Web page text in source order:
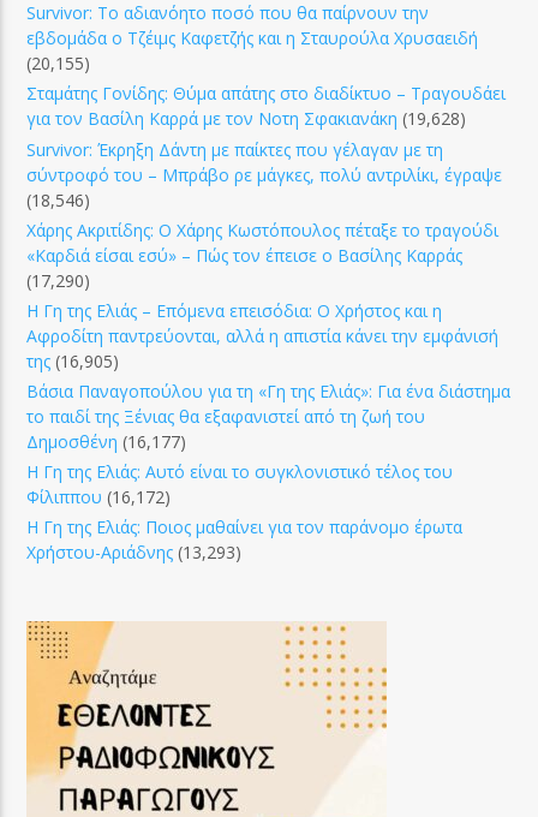
Survivor: Το αδιανόητο ποσό που θα παίρνουν την
εβδομάδα ο Τζέιμς Καφετζής και η Σταυρούλα Χρυσαειδή
(20,155)
Σταμάτης Γονίδης: Θύμα απάτης στο διαδίκτυο – Τραγουδάει
για τον Βασίλη Καρρά με τον Νοτη Σφακιανάκη (19,628)
Survivor: Έκρηξη Δάντη με παίκτες που γέλαγαν με τη
σύντροφό του – Μπράβο ρε μάγκες, πολύ αντριλίκι, έγραψε
(18,546)
Χάρης Ακριτίδης: Ο Χάρης Κωστόπουλος πέταξε το τραγούδι
«Καρδιά είσαι εσύ» – Πώς τον έπεισε ο Βασίλης Καρράς
(17,290)
Η Γη της Ελιάς – Επόμενα επεισόδια: Ο Χρήστος και η
Αφροδίτη παντρεύονται, αλλά η απιστία κάνει την εμφάνισή
της (16,905)
Βάσια Παναγοπούλου για τη «Γη της Ελιάς»: Για ένα διάστημα
το παιδί της Ξένιας θα εξαφανιστεί από τη ζωή του
Δημοσθένη (16,177)
Η Γη της Ελιάς: Αυτό είναι το συγκλονιστικό τέλος του
Φίλιππου (16,172)
Η Γη της Ελιάς: Ποιος μαθαίνει για τον παράνομο έρωτα
Χρήστου-Αριάδνης (13,293)